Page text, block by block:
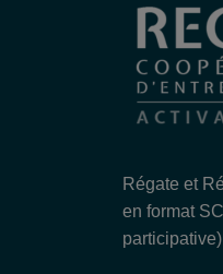
Régate et
en format